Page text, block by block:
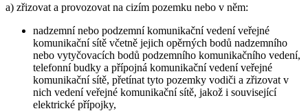
a) zřizovat a provozovat na cizím pozemku nebo v něm:
nadzemní nebo podzemní komunikační vedení veřejné
komunikační sítě včetně jejich opěrných bodů nadzemního
nebo vytyčovacích bodů podzemního komunikačního vedení,
telefonní budky a přípojná komunikační vedení veřejné
komunikační sítě, přetínat tyto pozemky vodiči a zřizovat v
nich vedení veřejné komunikační sítě, jakož i související
elektrické přípojky,